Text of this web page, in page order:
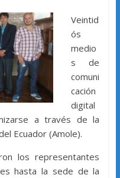
Veintid
ós
medio
s de
comuni
cación
digital
a través de la
Ecuador (Amole).
los representantes
hasta la sede de la